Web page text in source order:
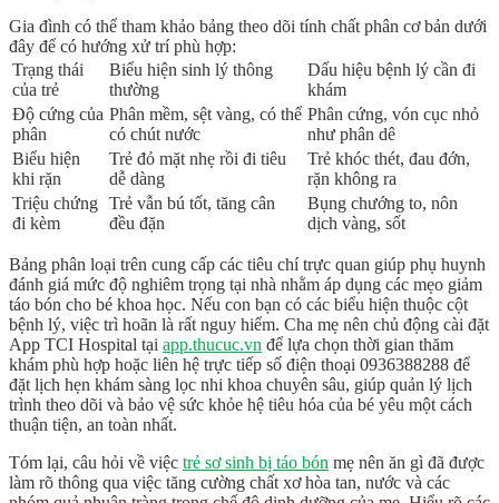
Gia đình có thể tham khảo bảng theo dõi tính chất phân cơ bản dưới
đây để có hướng xử trí phù hợp:
Trạng thái
của trẻ
Biểu hiện sinh lý thông
thường
Dấu hiệu bệnh lý cần đi
khám
Độ cứng của
phân
Phân mềm, sệt vàng, có thể
có chút nước
Phân cứng, vón cục nhỏ
như phân dê
Biểu hiện
khi rặn
Trẻ đỏ mặt nhẹ rồi đi tiêu
dễ dàng
Trẻ khóc thét, đau đớn,
rặn không ra
Triệu chứng
đi kèm
Trẻ vẫn bú tốt, tăng cân
đều đặn
Bụng chướng to, nôn
dịch vàng, sốt
Bảng phân loại trên cung cấp các tiêu chí trực quan giúp phụ huynh
đánh giá mức độ nghiêm trọng tại nhà nhằm áp dụng các mẹo giảm
táo bón cho bé khoa học. Nếu con bạn có các biểu hiện thuộc cột
bệnh lý, việc trì hoãn là rất nguy hiểm. Cha mẹ nên chủ động cài đặt
App TCI Hospital tại app.thucuc.vn để lựa chọn thời gian thăm
khám phù hợp hoặc liên hệ trực tiếp số điện thoại 0936388288 để
đặt lịch hẹn khám sàng lọc nhi khoa chuyên sâu, giúp quản lý lịch
trình theo dõi và bảo vệ sức khỏe hệ tiêu hóa của bé yêu một cách
thuận tiện, an toàn nhất.
Tóm lại, câu hỏi về việc trẻ sơ sinh bị táo bón mẹ nên ăn gì đã được
làm rõ thông qua việc tăng cường chất xơ hòa tan, nước và các